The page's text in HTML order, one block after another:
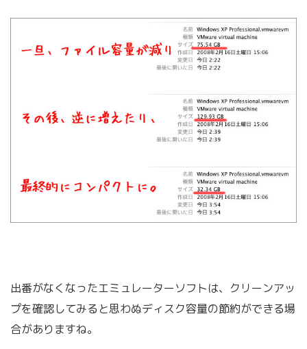
出番がなくなったエミュレーターソフトは、クリーンアッ
プを確認してみると思わぬディスク容量の節約ができる場
合がありますね。